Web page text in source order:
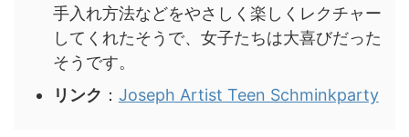
手入れ方法などをやさしく楽しくレクチャー
してくれたそうで、女子たちは大喜びだった
そうです。
リンク ： Joseph Artist Teen Schminkparty